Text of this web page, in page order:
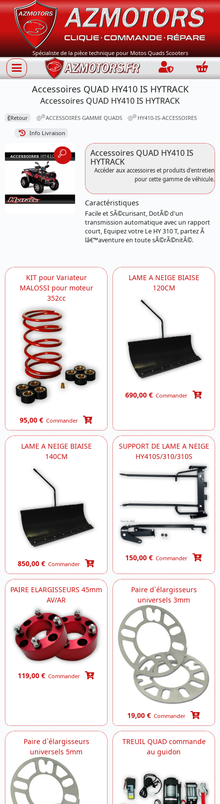
Spécialiste de la pièce technique pour Motos Quads Scooters
Connection
Accessoires QUAD HY410 IS HYTRACK
Accessoires QUAD HY410 IS HYTRACK
⟪Retour ACCESSOIRES GAMME QUADS HY410-IS-ACCESSOIRES
Info Livraison
Accessoires QUAD HY410 IS
HYTRACK
Accéder aux accessoires et produits d'entretien
pour cette gamme de véhicule.
Caractéristiques
Facile et SÃ©curisant, DotÃ© d'un
transmission automatique avec un rapport
court, Equipez votre Le HY 310 T, partez Ã
lâ€™aventure en toute sÃ©rÃ©nitÃ©.
KIT pour Variateur
MALOSSI pour moteur
352cc
95,00 € Commander
LAME A NEIGE BIAISE
120CM
690,00 € Commander
LAME A NEIGE BIAISE
140CM
850,00 € Commander
SUPPORT DE LAME A NEIGE
HY410S/310/310S
150,00 € Commander
PAIRE ELARGISSEURS 45mm
AV/AR
119,00 € Commander
Paire d`élargisseurs
universels 3mm
19,00 € Commander
Paire d`élargisseurs
universels 5mm
TREUIL QUAD commande
au guidon